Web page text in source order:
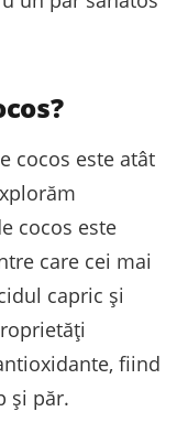
cocos este atât
cocos este
care cei mai
capric și
fiind
și păr.